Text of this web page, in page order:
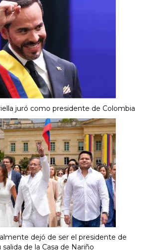
juró como presidente de Colombia
dejó de ser el presidente de
de la Casa de Nariño